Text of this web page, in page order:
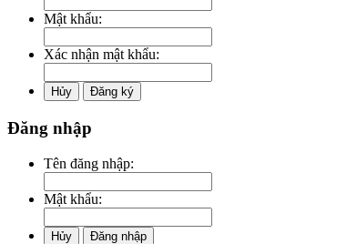
Mật khẩu:
Xác nhận mật khẩu:
Hủy Đăng ký
Đăng nhập
Tên đăng nhập:
Mật khẩu:
Hủy Đăng nhập